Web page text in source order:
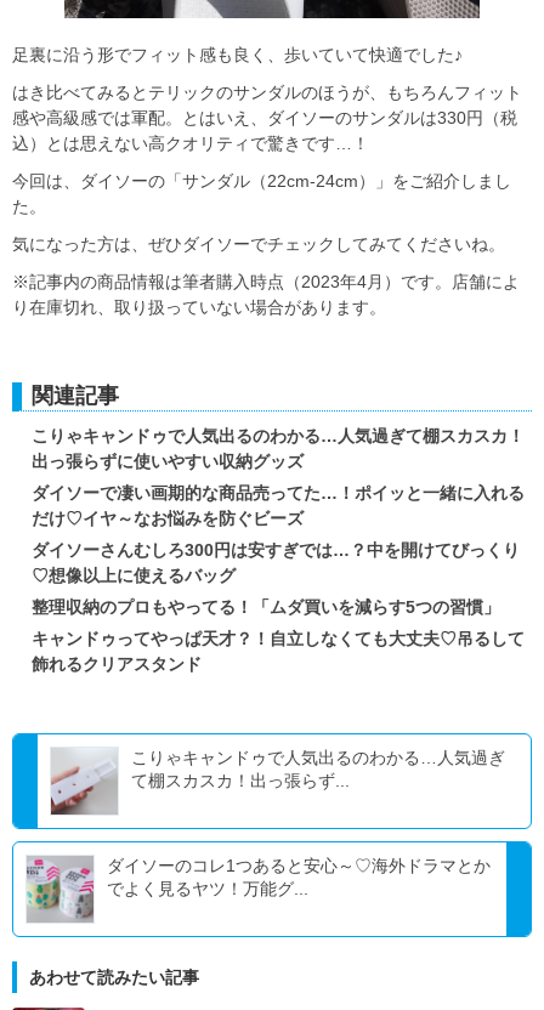
足裏に沿う形でフィット感も良く、歩いていて快適でした♪
はき比べてみるとテリックのサンダルのほうが、もちろんフィット
感や高級感では軍配。とはいえ、ダイソーのサンダルは330円（税
込）とは思えない高クオリティで驚きです…！
今回は、ダイソーの「サンダル（22cm-24cm）」をご紹介しまし
た。
気になった方は、ぜひダイソーでチェックしてみてくださいね。
※記事内の商品情報は筆者購入時点（2023年4月）です。店舗によ
り在庫切れ、取り扱っていない場合があります。
関連記事
こりゃキャンドゥで人気出るのわかる…人気過ぎて棚スカスカ！
出っ張らずに使いやすい収納グッズ
ダイソーで凄い画期的な商品売ってた…！ポイッと一緒に入れる
だけ♡イヤ～なお悩みを防ぐビーズ
ダイソーさんむしろ300円は安すぎでは…？中を開けてびっくり
♡想像以上に使えるバッグ
整理収納のプロもやってる！「ムダ買いを減らす5つの習慣」
キャンドゥってやっぱ天才？！自立しなくても大丈夫♡吊るして
飾れるクリアスタンド
こりゃキャンドゥで人気出るのわかる…人気過ぎ
て棚スカスカ！出っ張らず...
ダイソーのコレ1つあると安心～♡海外ドラマとか
でよく見るヤツ！万能グ...
あわせて読みたい記事